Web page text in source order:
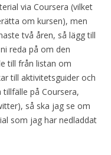
via Coursera (vilket
om kursen), men
två åren, så lägg till
reda på om den
till från listan om
till aktivitetsguider och
på Coursera,
så ska jag se om
som jag har nedladdat